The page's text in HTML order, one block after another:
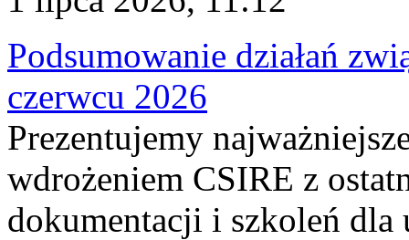
Podsumowanie działań
czerwcu 2026
Prezentujemy
wdrożeniem CSIRE z
dokumentacji i szkoleń